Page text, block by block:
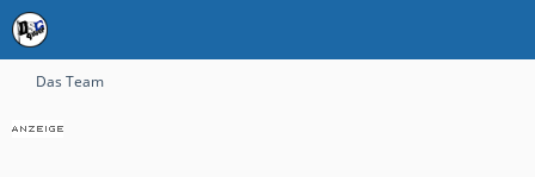
Das Team